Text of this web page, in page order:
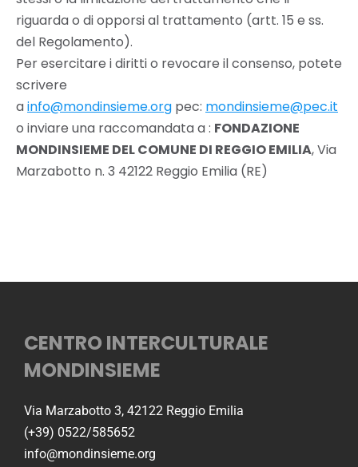
riguarda o di opporsi al trattamento (artt. 15 e ss.
del Regolamento).
Per esercitare i diritti o revocare il consenso, potete
scrivere
ainfo@mondinsieme.org pec: mondinsieme@pec.it
o inviare una raccomandata a : FONDAZIONE
MONDINSIEME DEL COMUNE DI REGGIO EMILIA, Via
Marzabotto n. 3 42122 Reggio Emilia (RE)
CENTRO INTERCULTURALE
MONDINSIEME
Via Marzabotto 3, 42122 Reggio Emilia
(+39) 0522/585652
info@mondinsieme.org